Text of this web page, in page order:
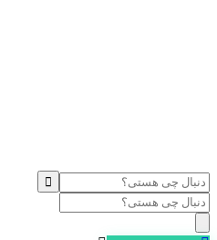
Products
search